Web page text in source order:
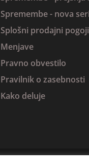
Spremembe - nova
Splošni prodajni pogoji
Menjave
Pravno obvestilo
Pravilnik o zasebnosti
Kako deluje